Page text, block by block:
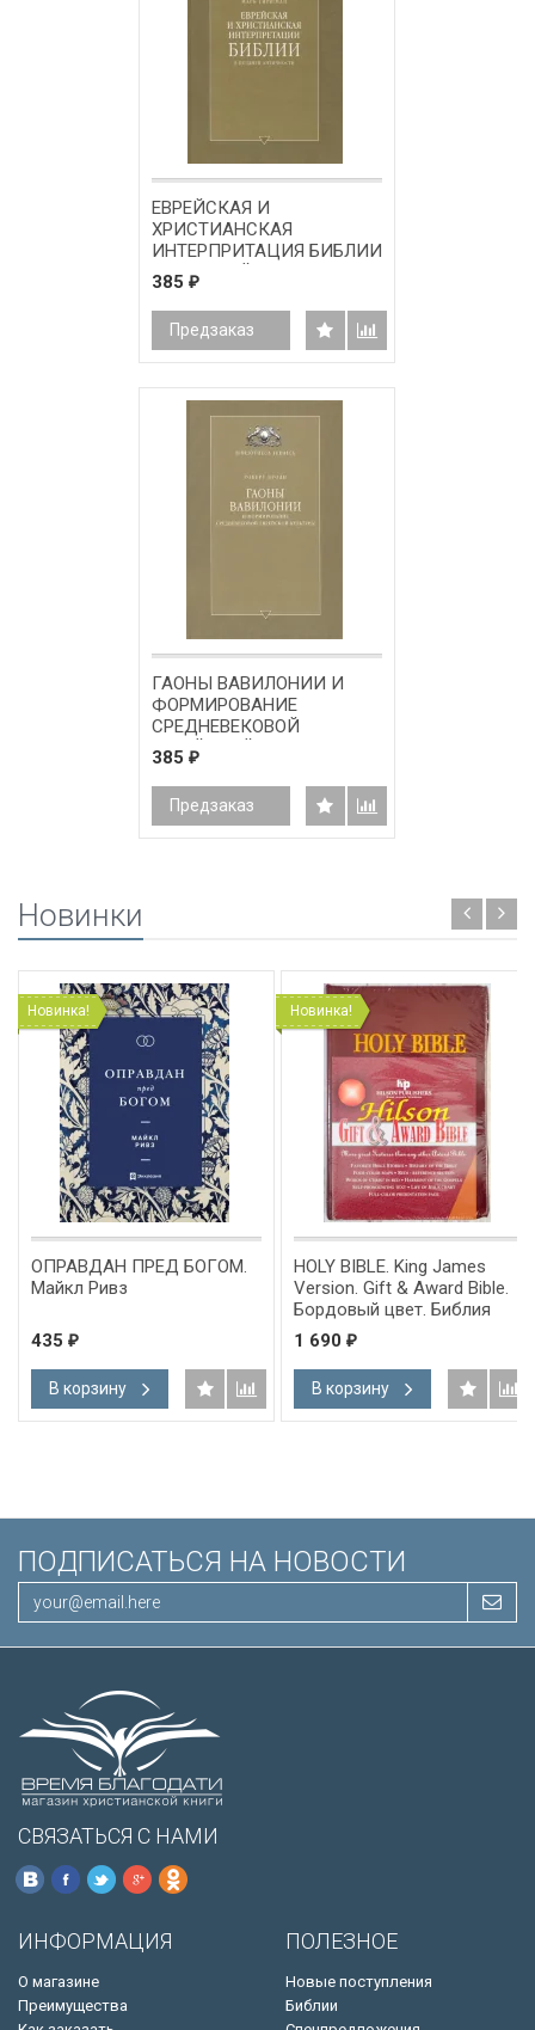
ЕВРЕЙСКАЯ И
ХРИСТИАНСКАЯ
ИНТЕРПРИТАЦИЯ БИБЛИИ
В ПОЗДНЕЙ АНТИЧНОСТИ.
Марк Гиршман
385 ₽
Предзаказ
ГАОНЫ ВАВИЛОНИИ И
ФОРМИРОВАНИЕ
СРЕДНЕВЕКОВОЙ
ЕВРЕЙСКОЙ КУЛЬТУРЫ.
Роберт Броди
385 ₽
Предзаказ
Новинки
Новинка!
ОПРАВДАН ПРЕД БОГОМ.
Майкл Ривз
435 ₽
В корзину
Новинка!
HOLY BIBLE. King James
Version. Gift & Award Bible.
Бордовый цвет. Библия
Короля Иакова на
английском языке.
Словарь, карты, закладка,
подарочная вкладка, слова
Иисуса выделены красным
1 690 ₽
В корзину
ПОДПИСАТЬСЯ НА НОВОСТИ
СВЯЗАТЬСЯ С НАМИ
ИНФОРМАЦИЯ
О магазине
Преимущества
ПОЛЕЗНОЕ
Новые поступления
Библии